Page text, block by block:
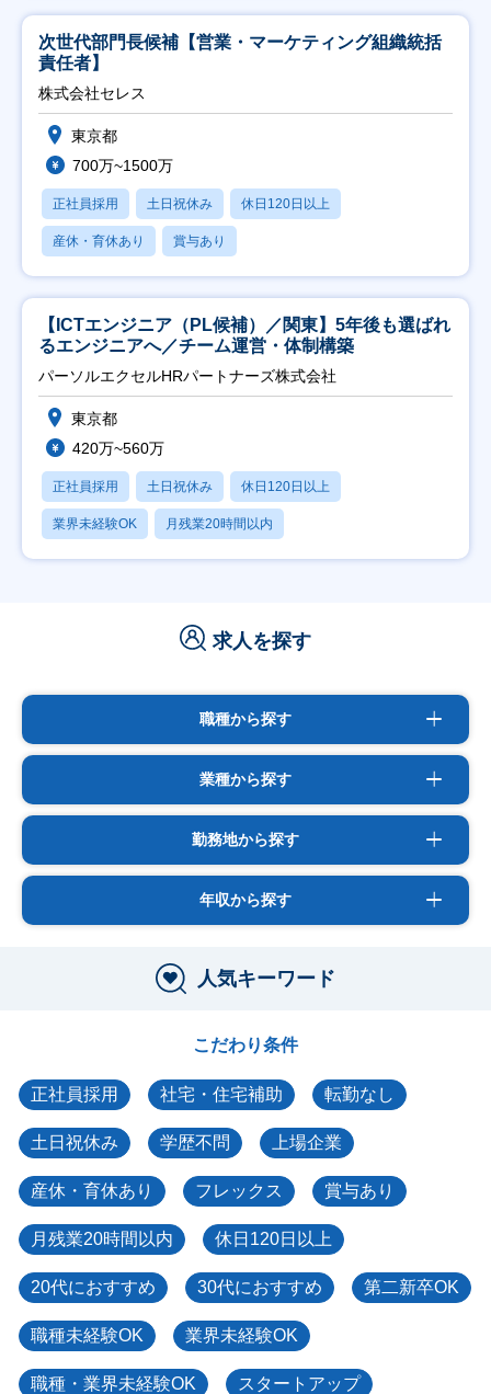
次世代部門長候補【営業・マーケティング組織統括
責任者】
株式会社セレス
東京都
700万~1500万
正社員採用 土日祝休み 休日120日以上
産休・育休あり 賞与あり
【ICTエンジニア（PL候補）／関東】5年後も選ばれ
るエンジニアへ／チーム運営・体制構築
パーソルエクセルHRパートナーズ株式会社
東京都
420万~560万
正社員採用 土日祝休み 休日120日以上
業界未経験OK 月残業20時間以内
求人を探す
職種から探す
業種から探す
勤務地から探す
年収から探す
人気キーワード
こだわり条件
正社員採用 社宅・住宅補助 転勤なし
土日祝休み 学歴不問 上場企業
産休・育休あり フレックス 賞与あり
月残業20時間以内 休日120日以上
20代におすすめ 30代におすすめ 第二新卒OK
職種未経験OK 業界未経験OK
職種・業界未経験OK スタートアップ